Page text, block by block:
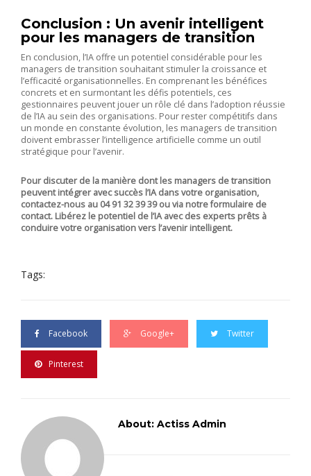
Conclusion : Un avenir intelligent
pour les managers de transition
En conclusion, l’IA offre un potentiel considérable pour les
managers de transition souhaitant stimuler la croissance et
l’efficacité organisationnelles. En comprenant les bénéfices
concrets et en surmontant les défis potentiels, ces
gestionnaires peuvent jouer un rôle clé dans l’adoption réussie
de l’IA au sein des organisations. Pour rester compétitifs dans
un monde en constante évolution, les managers de transition
doivent embrasser l’intelligence artificielle comme un outil
stratégique pour l’avenir.
Pour discuter de la manière dont les managers de transition
peuvent intégrer avec succès l’IA dans votre organisation,
contactez-nous au 04 91 32 39 39ou via notre formulaire de
contact. Libérez le potentiel de l’IA avec des experts prêts à
conduire votre organisation vers l’avenir intelligent.
Tags:
Facebook Google+ Twitter
Pinterest
About: Actiss Admin